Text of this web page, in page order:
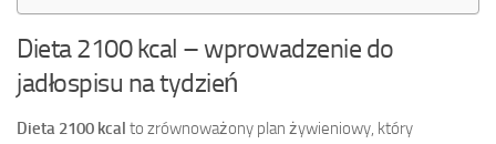
Dieta 2100 kcal – wprowadzenie do
jadłospisu na tydzień
Dieta 2100 kcal to zrównoważony plan żywieniowy, który